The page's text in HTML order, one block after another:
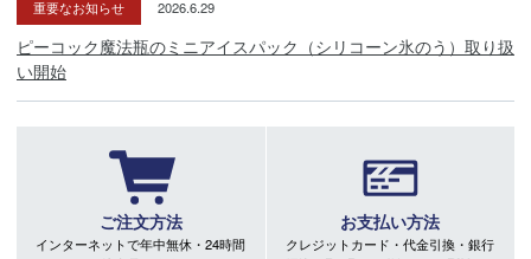
重要なお知らせ 2026.6.29
ピーコック魔法瓶のミニアイスパック（シリコーン氷のう）取り扱
い開始
ご注文方法
インターネットで年中無休・24時間
お支払い方法
クレジットカード・代金引換・銀行